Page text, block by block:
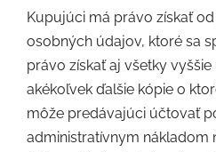
Kupujúci má právo získať
osobných údajov, ktoré sa
právo získať aj všetky
akékoľvek ďalšie kópie o
môže predávajúci účtovať
administratívnym nákladom